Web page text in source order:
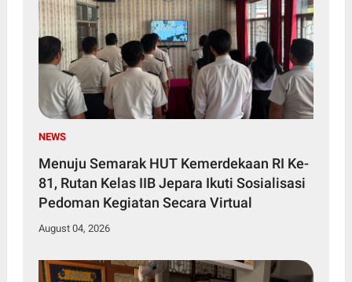
NEWS
Menuju Semarak HUT Kemerdekaan RI Ke-
81, Rutan Kelas IIB Jepara Ikuti Sosialisasi
Pedoman Kegiatan Secara Virtual
August 04, 2026